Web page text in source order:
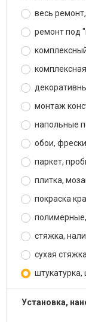
весь
ремонт под
монтаж
напольные
обои, фрески
паркет,
плитка,
покраска
стяжка,
сухая
штукатурка,
установка,